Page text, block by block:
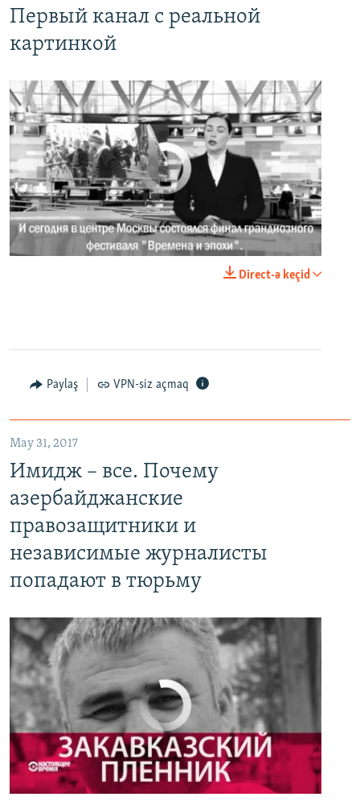
Первый канал с реальной
картинкой
No media source currently available
Direct-ə keçid
Paylaş VPN-siz açmaq
May 31, 2017
Имидж – все. Почему
азербайджанские
правозащитники и
независимые журналисты
попадают в тюрьму
EMBED
Имидж – все. Почему азербайджанские правозащитники и независимые журналисты попадают в тюрьму
No media source currently available